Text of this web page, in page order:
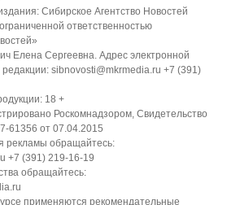
Сибирское Агентство Новостей
ответственностью
Елена Сергеевна. Адрес электронной
sibnovosti@mkrmedia.ru +7 (391)
18 +
Роскомнадзором, Свидетельство
61356 от 07.04.2015
рекламы обращайтесь:
+7 (391) 219-16-19
обращайтесь:
применяются рекомендательные